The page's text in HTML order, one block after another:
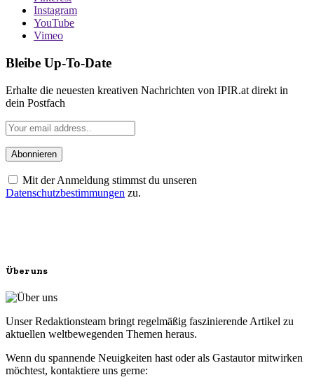
Instagram
YouTube
Vimeo
Bleibe Up-To-Date
Erhalte die neuesten kreativen Nachrichten von IPIR.at direkt in
dein Postfach
Mit der Anmeldung stimmst du unseren
Datenschutzbestimmungen zu.
Über uns
Unser Redaktionsteam bringt regelmäßig faszinierende Artikel zu
aktuellen weltbewegenden Themen heraus.
Wenn du spannende Neuigkeiten hast oder als Gastautor mitwirken
möchtest, kontaktiere uns gerne: